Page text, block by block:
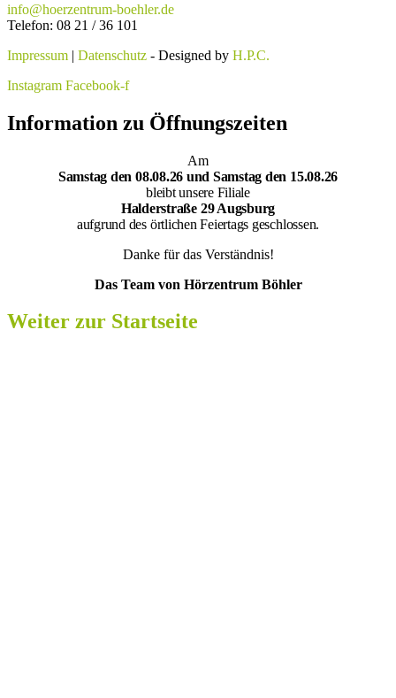
info@hoerzentrum-boehler.de
Telefon: 08 21 / 36 101
Impressum | Datenschutz - Designed by H.P.C.
Instagram Facebook-f
Information zu Öffnungszeiten
Am
Samstag den 08.08.26 und Samstag den 15.08.26
bleibt unsere Filiale
Halderstraße 29 Augsburg
aufgrund des örtlichen Feiertags geschlossen.
Danke für das Verständnis!
Das Team von Hörzentrum Böhler
Weiter zur Startseite